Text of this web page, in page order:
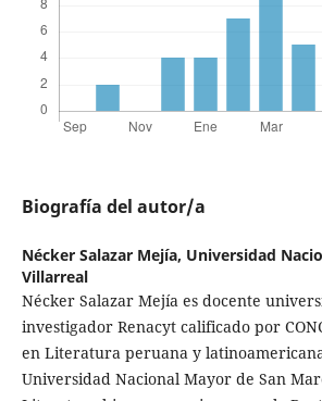
Biografía del autor/a
Nécker Salazar Mejía, Universidad
Villarreal
Nécker Salazar Mejía es docente
investigador Renacyt calificado por
en Literatura peruana y
Universidad Nacional Mayor de San